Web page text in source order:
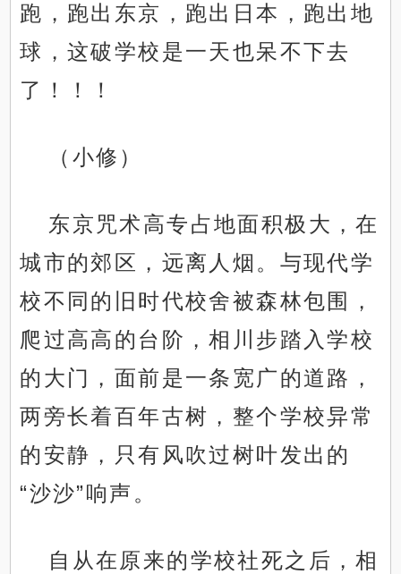
跑，跑出东京，跑出日本，跑出地
球，这破学校是一天也呆不下去
了！！！
（小修）
东京咒术高专占地面积极大，在
城市的郊区，远离人烟。与现代学
校不同的旧时代校舍被森林包围，
爬过高高的台阶，相川步踏入学校
的大门，面前是一条宽广的道路，
两旁长着百年古树，整个学校异常
的安静，只有风吹过树叶发出的
“沙沙”响声。
自从在原来的学校社死之后，相